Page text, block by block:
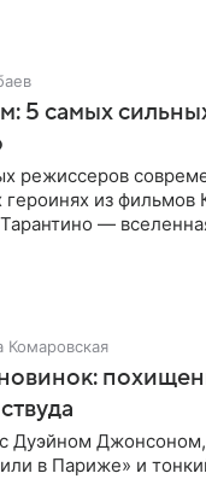
5 самых
режиссеров
из фильмов
—
Комаровская
Дуэйном
в Париже» и